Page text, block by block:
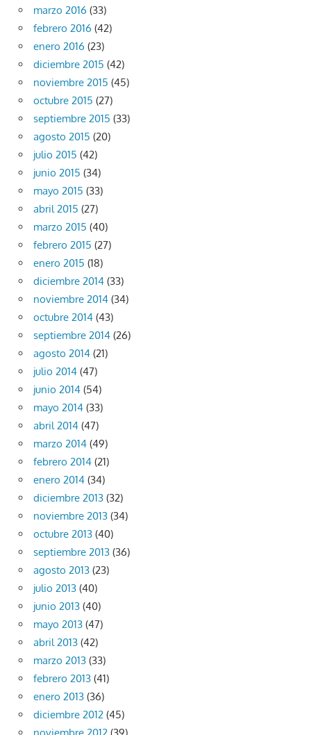
marzo 2016 (33)
febrero 2016 (42)
enero 2016 (23)
diciembre 2015 (42)
noviembre 2015 (45)
octubre 2015 (27)
septiembre 2015 (33)
agosto 2015 (20)
julio 2015 (42)
junio 2015 (34)
mayo 2015 (33)
abril 2015 (27)
marzo 2015 (40)
febrero 2015 (27)
enero 2015 (18)
diciembre 2014 (33)
noviembre 2014 (34)
octubre 2014 (43)
septiembre 2014 (26)
agosto 2014 (21)
julio 2014 (47)
junio 2014 (54)
mayo 2014 (33)
abril 2014 (47)
marzo 2014 (49)
febrero 2014 (21)
enero 2014 (34)
diciembre 2013 (32)
noviembre 2013 (34)
octubre 2013 (40)
septiembre 2013 (36)
agosto 2013 (23)
julio 2013 (40)
junio 2013 (40)
mayo 2013 (47)
abril 2013 (42)
marzo 2013 (33)
febrero 2013 (41)
enero 2013 (36)
diciembre 2012 (45)